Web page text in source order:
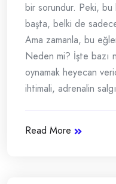
bir sorundur. Peki, bu
başta, belki de
Ama zamanla, bu
Neden mi? İşte bazı
oynamak heyecan
ihtimali, adrenalin
Read More